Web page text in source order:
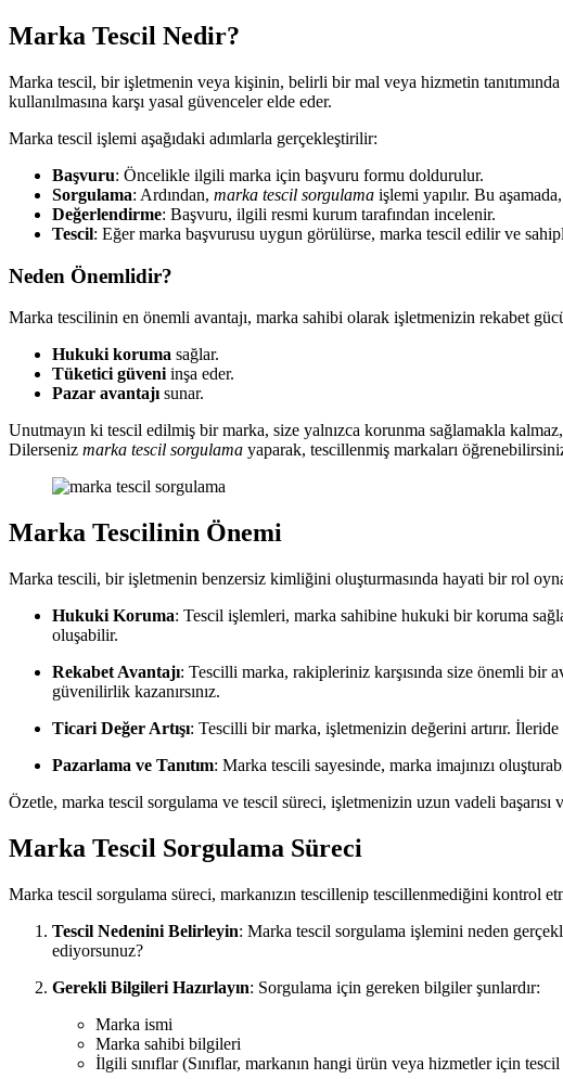
Marka Tescil Nedir?
Marka tescil, bir işletmenin veya kişinin, belirli bir mal veya hizmetin
kullanılmasına karşı yasal güvenceler elde eder.
Marka tescil işlemi aşağıdaki adımlarla gerçekleştirilir:
Başvuru: Öncelikle ilgili marka için başvuru formu doldurulur.
Sorgulama: Ardından, marka tescil sorgulama işlemi yapılır. Bu
Değerlendirme: Başvuru, ilgili resmi kurum tarafından incelenir.
Tescil: Eğer marka başvurusu uygun görülürse, marka tescil edilir ve
Neden Önemlidir?
Marka tescilinin en önemli avantajı, marka sahibi olarak işletmenizin rekabet
Hukuki koruma sağlar.
Tüketici güveni inşa eder.
Pazar avantajı sunar.
Unutmayın ki tescil edilmiş bir marka, size yalnızca korunma sağlamakla
Dilerseniz marka tescil sorgulama yaparak, tescillenmiş markaları
Marka Tescilinin Önemi
Marka tescili, bir işletmenin benzersiz kimliğini oluşturmasında hayati bir rol
Hukuki Koruma: Tescil işlemleri, marka sahibine hukuki bir koruma
oluşabilir.
Rekabet Avantajı: Tescilli marka, rakipleriniz karşısında size önemli bir
güvenilirlik kazanırsınız.
Ticari Değer Artışı: Tescilli bir marka, işletmenizin değerini artırır.
Pazarlama ve Tanıtım: Marka tescili sayesinde, marka imajınızı
Özetle, marka tescil sorgulama ve tescil süreci, işletmenizin uzun vadeli
Marka Tescil Sorgulama Süreci
Marka tescil sorgulama süreci, markanızın tescillenip tescillenmediğini kontrol
Tescil Nedenini Belirleyin: Marka tescil sorgulama işlemini neden
ediyorsunuz?
Gerekli Bilgileri Hazırlayın: Sorgulama için gereken bilgiler şunlardır:
Marka ismi
Marka sahibi bilgileri
İlgili sınıflar (Sınıflar, markanın hangi ürün veya hizmetler için